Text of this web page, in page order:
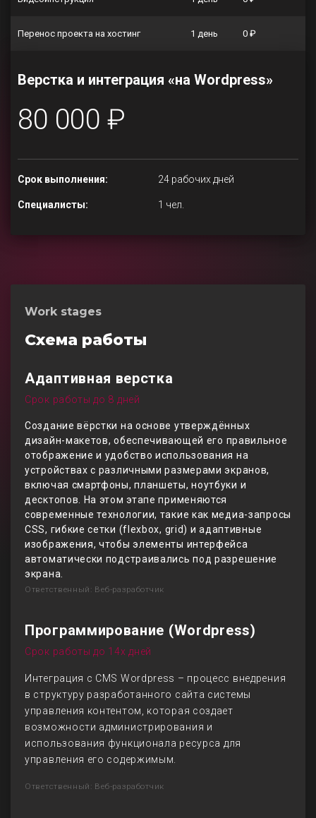
Перенос проекта на хостинг 1 день 0 ₽
Верстка и интеграция «на Wordpress»
80 000 ₽
Срок выполнения: 24 рабочих дней
Специалисты: 1 чел.
Work stages
Схема работы
Адаптивная верстка
Срок работы до 8 дней
Создание вёрстки на основе утверждённых
дизайн-макетов, обеспечивающей его правильное
отображение и удобство использования на
устройствах с различными размерами экранов,
включая смартфоны, планшеты, ноутбуки и
десктопов. На этом этапе применяются
современные технологии, такие как медиа-запросы
CSS, гибкие сетки (flexbox, grid) и адаптивные
изображения, чтобы элементы интерфейса
автоматически подстраивались под разрешение
экрана.
Ответственный: Веб-разработчик
Программирование (Wordpress)
Срок работы до 14х дней
Интеграция с CMS Wordpress – процесс внедрения
в структуру разработанного сайта системы
управления контентом, которая создает
возможности администрирования и
использования функционала ресурса для
управления его содержимым.
Ответственный: Веб-разработчик